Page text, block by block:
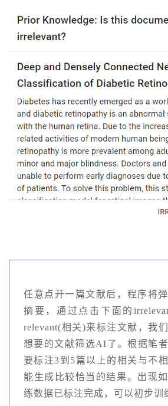
任意点开一篇文献后，程序将
摘要，通过点击下面的
relevant(相关)来标注文献，我
想要的文献筛选AI了。根据笔
要标注3到5篇以上的相关与不
能生成比较恰当的结果。出现
练数据已标注完成，可以初步训